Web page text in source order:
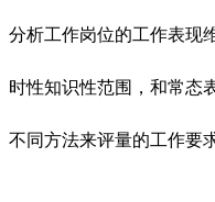
分析工作岗位的工作表现
时性知识性范围，和常态
不同方法来评量的工作要求